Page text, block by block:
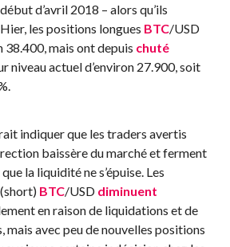
d’avril 2018 – alors qu’ils
les positions longues BTC/USD
38.400, mais ont depuis chuté
niveau actuel d’environ 27.900, soit
indiquer que les traders avertis
baissère du marché et ferment
la liquidité ne s’épuise. Les
BTC/USD diminuent
en raison de liquidations et de
mais avec peu de nouvelles positions